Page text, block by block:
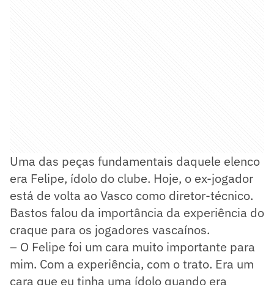
Uma das peças fundamentais daquele elenco
era Felipe, ídolo do clube. Hoje, o ex-jogador
está de volta ao Vasco como diretor-técnico.
Bastos falou da importância da experiência do
craque para os jogadores vascaínos.
– O Felipe foi um cara muito importante para
mim. Com a experiência, com o trato. Era um
cara que eu tinha uma ídolo quando era